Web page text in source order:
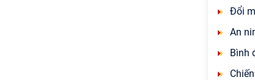
Đổi
An
Bình